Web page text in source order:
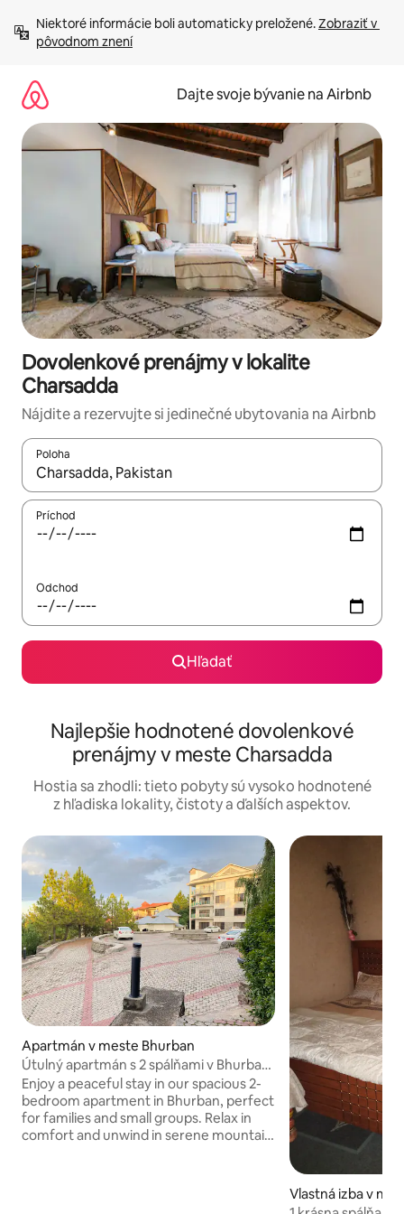
obsah.
Niektoré informácie boli automaticky preložené. Zobraziť v
pôvodnom znení
Dajte svoje bývanie na Airbnb
Dovolenkové prenájmy v lokalite
Charsadda
Nájdite a rezervujte si jedinečné ubytovania na Airbnb
Poloha
Keď budú výsledky k dispozícii, môžete si ich prechádzať
Príchod
Odchod
Hľadať
Najlepšie hodnotené dovolenkové
prenájmy v meste Charsadda
Hostia sa zhodli: tieto pobyty sú vysoko hodnotené
z hľadiska lokality, čistoty a ďalších aspektov.
Apartmán v meste Bhurban
Útulný apartmán s 2 spálňami v Bhurban
Hill
Enjoy a peaceful stay in our spacious 2-
bedroom apartment in Bhurban, perfect
for families and small groups. Relax in
comfort and unwind in serene mountain
Vlastná izba v